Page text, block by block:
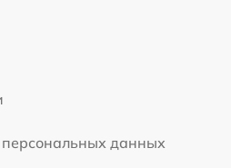
персональных данных